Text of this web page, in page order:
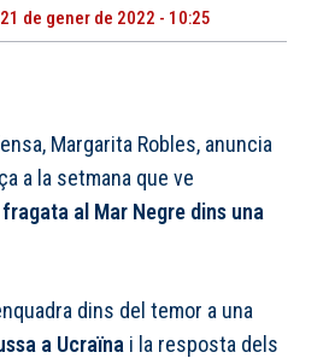
de gener de 2022 - 10:25
Margarita Robles, anuncia
a la setmana que ve
fragata al Mar Negre dins una
dins del temor a una
a Ucraïna i la resposta dels